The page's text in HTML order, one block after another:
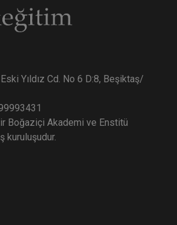
Yıldız Cd. No 6 D:8, Beşiktaş/
Boğaziçi Akademi ve Enstitü
kuruluşudur.